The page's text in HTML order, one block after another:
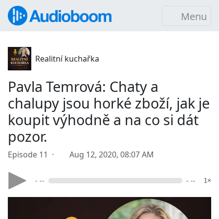
Menu
Realitní kuchařka
Pavla Temrová: Chaty a
chalupy jsou horké zboží, jak je
koupit výhodně a na co si dát
pozor.
Episode 11 · Aug 12, 2020, 08:07 AM
- -- - -- 1×